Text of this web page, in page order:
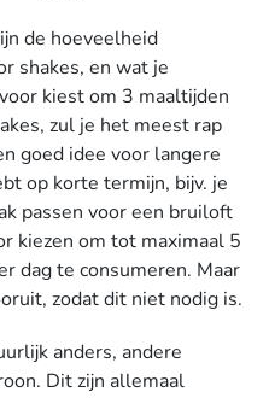
de hoeveelheid
shakes, en wat je
kiest om 3 maaltijden
zul je het meest rap
goed idee voor langere
op korte termijn, bijv. je
passen voor een bruiloft
kiezen om tot maximaal 5
dag te consumeren. Maar
zodat dit niet nodig is.
anders, andere
Dit zijn allemaal